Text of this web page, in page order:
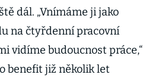
dál. „Vnímáme ji jako
na čtyřdenní pracovní
vidíme budoucnost práce,“
benefit již několik let